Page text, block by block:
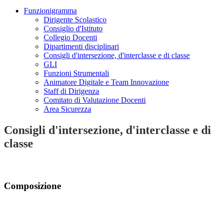
Funzionigramma
Dirigente Scolastico
Consiglio d'Istituto
Collegio Docenti
Dipartimenti disciplinari
Consigli d'intersezione, d'interclasse e di classe
GLI
Funzioni Strumentali
Animatore Digitale e Team Innovazione
Staff di Dirigenza
Comitato di Valutazione Docenti
Area Sicurezza
Consigli d'intersezione, d'interclasse e di
classe
Composizione